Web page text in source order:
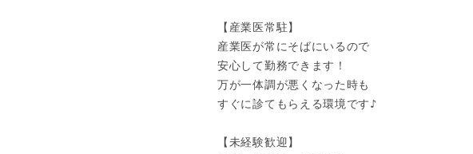
【産業医常駐】
産業医が常にそばにいるので
安心して勤務できます！
万が一体調が悪くなった時も
すぐに診てもらえる環境です♪
【未経験歓迎】